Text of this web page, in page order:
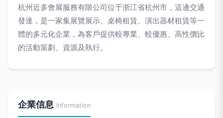
杭州近多會展服務有限公司位于浙江省杭州市，這邊交通
發達，是一家集展覽展示、桌椅租賃、演出器材租賃等一
體的多元化企業，為客戶提供較專業、較優惠、高性價比
的活動策劃、資源及執行。
企業信息 Information